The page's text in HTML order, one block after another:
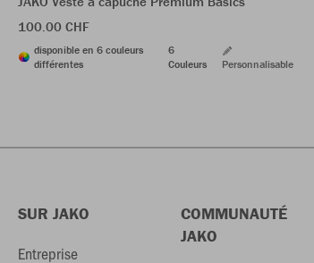
100.00 CHF
disponible en 6 couleurs
différentes
6
Couleurs
Personnalisable
SUR JAKO
Entreprise
COMMUNAUTÉ
JAKO